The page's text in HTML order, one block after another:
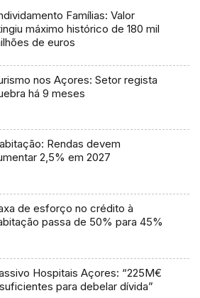
Famílias: Valor
máximo histórico de 180 mil
de euros
nos Açores: Setor regista
há 9 meses
Rendas devem
2,5% em 2027
de esforço no crédito à
passa de 50% para 45%
Hospitais Açores: “225M€
para debelar dívida”